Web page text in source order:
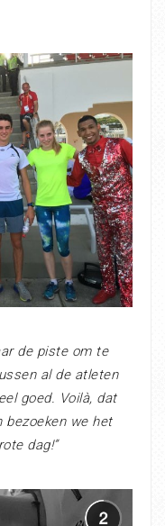
de piste om te
al de atleten
goed. Voilà, dat
bezoeken we het
dag!”